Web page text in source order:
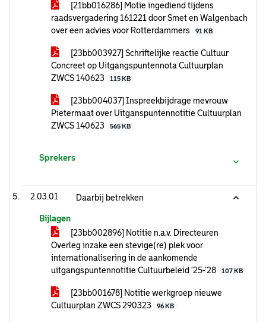
[21bb016286] Motie ingediend tijdens
raadsvergadering 161221 door Smet en Walgenbach
over een advies voor Rotterdammers
91 KB
[23bb003927] Schriftelijke reactie Cultuur
Concreet op Uitgangspuntennota Cultuurplan
ZWCS 140623
115 KB
[23bb004037] Inspreekbijdrage mevrouw
Pietermaat over Uitganspuntennotitie Cultuurplan
ZWCS 140623
565 KB
Sprekers
2.03.01 Daarbij betrekken
Bijlagen
[23bb002896] Notitie n.a.v. Directeuren
Overleg inzake een stevige(re) plek voor
internationalisering in de aankomende
uitgangspuntennotitie Cultuurbeleid ’25-’28
107 KB
[23bb001678] Notitie werkgroep nieuwe
Cultuurplan ZWCS 290323
96 KB